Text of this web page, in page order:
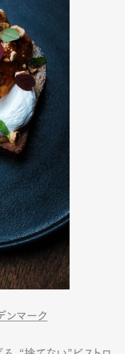
マーク